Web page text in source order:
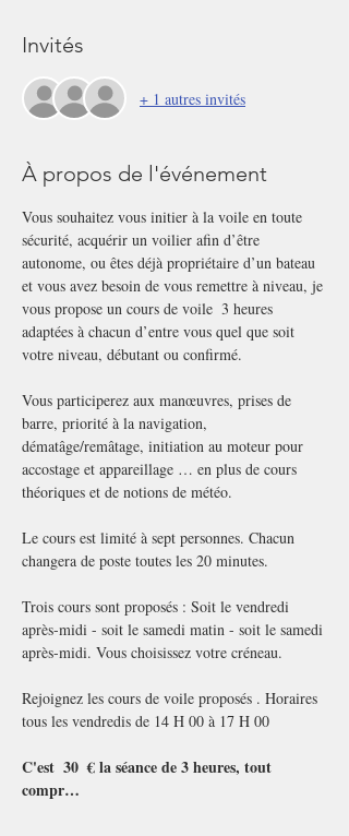
Invités
+ 1 autres invités
À propos de l'événement
Vous souhaitez vous initier à la voile en toute
sécurité, acquérir un voilier afin d’être
autonome, ou êtes déjà propriétaire d’un bateau
et vous avez besoin de vous remettre à niveau, je
vous propose un cours de voile  3 heures
adaptées à chacun d’entre vous quel que soit
votre niveau, débutant ou confirmé.
Vous participerez aux manœuvres, prises de
barre, priorité à la navigation,
dématâge/remâtage, initiation au moteur pour
accostage et appareillage … en plus de cours
théoriques et de notions de météo.
Le cours est limité à sept personnes. Chacun
changera de poste toutes les 20 minutes.
Trois cours sont proposés : Soit le vendredi
après-midi - soit le samedi matin - soit le samedi
après-midi. Vous choisissez votre créneau.
Rejoignez les cours de voile proposés . Horaires
tous les vendredis de 14 H 00 à 17 H 00
C'est  30  € la séance de 3 heures, tout
compr…